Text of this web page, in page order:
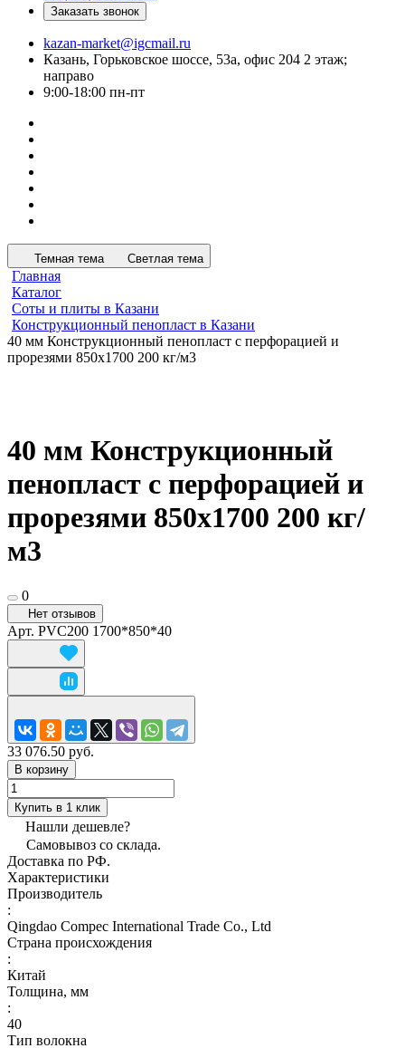
Заказать звонок
kazan-market@igcmail.ru
Казань, ​Горьковское шоссе, 53а, офис 204 2 этаж;
направо
9:00-18:00 пн-пт
Темная тема Светлая тема
Главная
Каталог
Соты и плиты в Казани
Конструкционный пенопласт в Казани
40 мм Конструкционный пенопласт с перфорацией и
прорезями 850х1700 200 кг/м3
40 мм Конструкционный
пенопласт с перфорацией и
прорезями 850х1700 200 кг/
м3
0
Нет отзывов
Арт. PVC200 1700*850*40
33 076.50 руб.
В корзину
Купить в 1 клик
Нашли дешевле?
Самовывоз со склада.
Доставка по РФ.
Характеристики
Производитель
:
Qingdao Compec International Trade Co., Ltd
Страна происхождения
:
Китай
Толщина, мм
:
40
Тип волокна